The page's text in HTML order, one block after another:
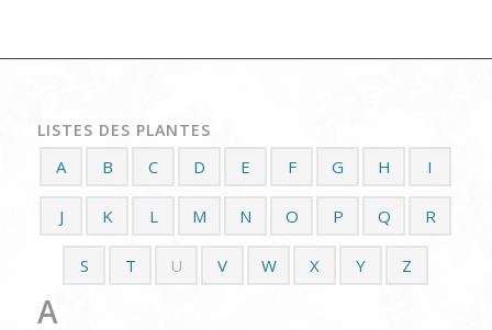
LISTES DES PLANTES
A B C D E F G H I
J K L M N O P Q R
S T U V W X Y Z
A